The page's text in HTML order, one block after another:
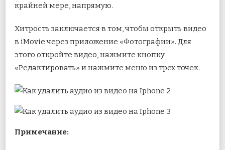
крайней мере, напрямую.
Хитрость заключается в том, чтобы открыть видео
в iMovie через приложение «Фотографии». Для
этого откройте видео, нажмите кнопку
«Редактировать» и нажмите меню из трех точек.
Примечание: